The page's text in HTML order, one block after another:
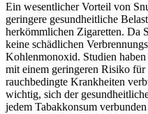
Ein wesentlicher Vorteil von
geringere gesundheitliche
herkömmlichen Zigaretten. Da
keine schädlichen
Kohlenmonoxid. Studien
mit einem geringeren Risiko
rauchbedingte Krankheiten
wichtig, sich der
jedem Tabakkonsum